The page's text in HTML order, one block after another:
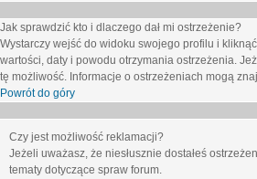
Jak sprawdzić kto i dlaczego dał mi ostrzeżenie?
Wystarczy wejść do widoku swojego profilu i
wartości, daty i powodu otrzymania ostrzeżenia.
tę możliwość. Informacje o ostrzeżeniach mogą
Powrót do góry
Czy jest możliwość reklamacji?
Jeżeli uważasz, że niesłusznie dostałeś
tematy dotyczące spraw forum.